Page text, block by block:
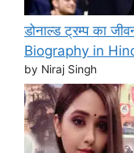
डोनाल्ड ट्रम्प का
Biography in
by Niraj Singh